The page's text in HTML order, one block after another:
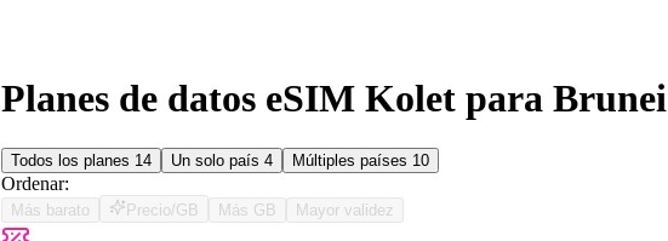
Planes de datos eSIM Kolet para Brunei
Todos los planes 14 Un solo país 4 Múltiples países 10
Ordenar:
Más barato Precio/GB Más GB Mayor validez